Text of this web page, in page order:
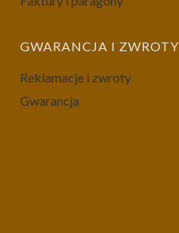
GWARANCJA I ZWROTY
Reklamacje i zwroty
Gwarancja